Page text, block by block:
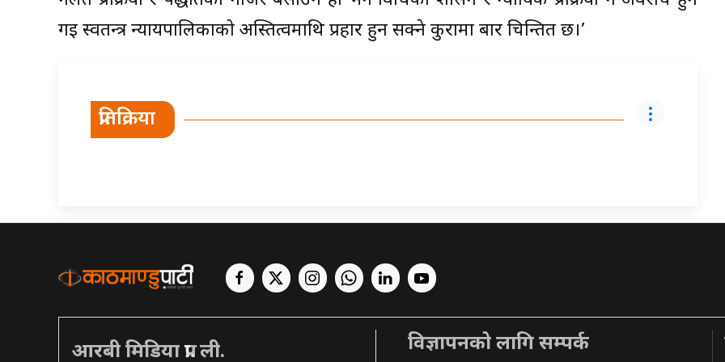
गई स्वतन्त्र न्यायपालिकाको अस्तित्वमाथि प्रहार हुन सक्ने कुरामा बार चिन्तित छ।’
प्रतिक्रिया
आरबी मिडिया प्रा. ली. विज्ञापनको लागि सम्पर्क